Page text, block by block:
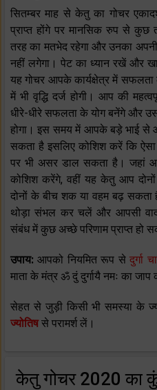
सितम्बर माह से केतु का गोचर
प्राप्त होंगे पर मानसिक रुप से कुछ
तरह का मतभेद रहेगा और उनका अपनी
नहीं लगेगा। पेट का ध्यान रखें और
यह गोचर आपके कार्यक्षेत्र में
में भी वृद्धि दर्ज होगी। आप की
धीरे-धीरे सफलता के योग बनेंगे और
होगा। इस समय में आपके बड़े भाई से
सकता है इसलिए कोशिश करें कि
पर भी असर डाल सकता है। जहां
कोशिश करेंगे, वहीं यह केतु आप
दोनों के बीच शक या वहम बढ़
थोड़ा संभल कर चलें और आपसी वाद
संबंध में कुछ अच्छे परिणाम प्राप्त हो
उपाय:आपको नियमित रूप सेदुर्गा
माता के मंत्र ॐ दुं दुर्गायै नमः का जाप
सेहत से जुड़ी किसी भी समस्या के
ज्योतिषसे परामर्श लें।
केतु गोचर 2020 का